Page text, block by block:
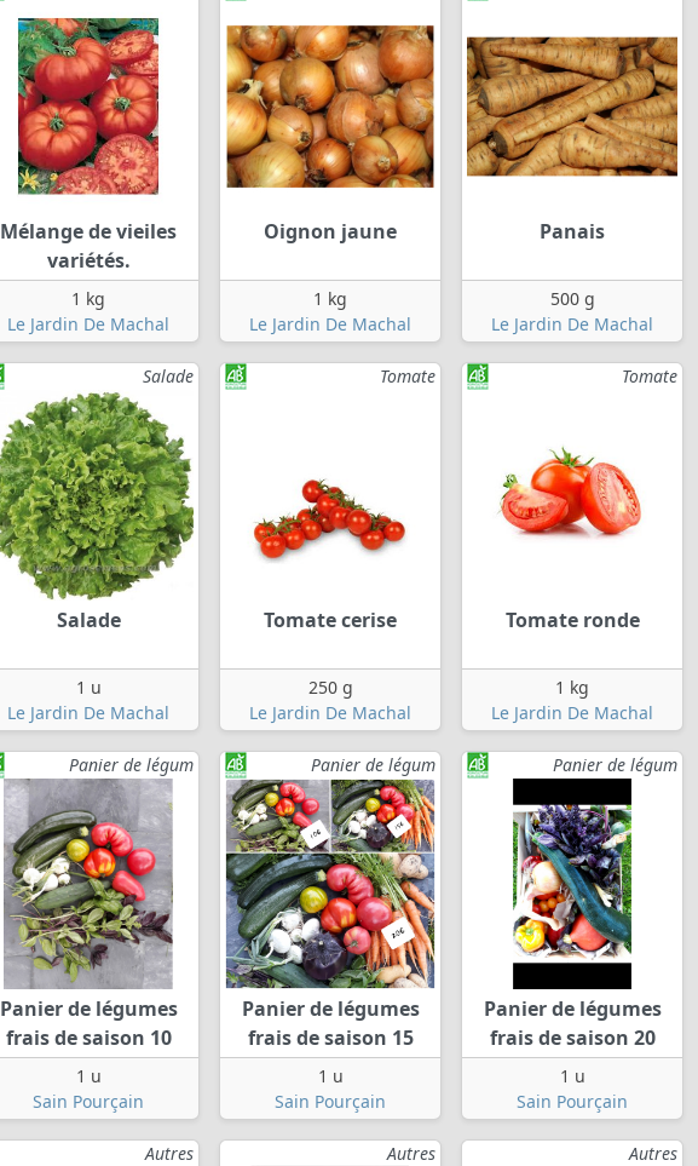
Mélange de vieiles
variétés.
1 kg
Le Jardin De Machal
Oignon jaune
1 kg
Le Jardin De Machal
Panais
500 g
Le Jardin De Machal
Salade
Salade
1 u
Le Jardin De Machal
Tomate
Tomate cerise
250 g
Le Jardin De Machal
Tomate
Tomate ronde
1 kg
Le Jardin De Machal
Panier de légum
Panier de légumes
frais de saison 10
1 u
Sain Pourçain
Panier de légum
Panier de légumes
frais de saison 15
1 u
Sain Pourçain
Panier de légum
Panier de légumes
frais de saison 20
1 u
Sain Pourçain
Autres Autres Autres